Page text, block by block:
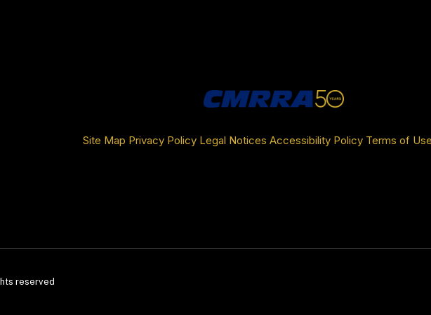
Site Map Privacy Policy Legal Notices Accessibility Policy Terms of
reserved